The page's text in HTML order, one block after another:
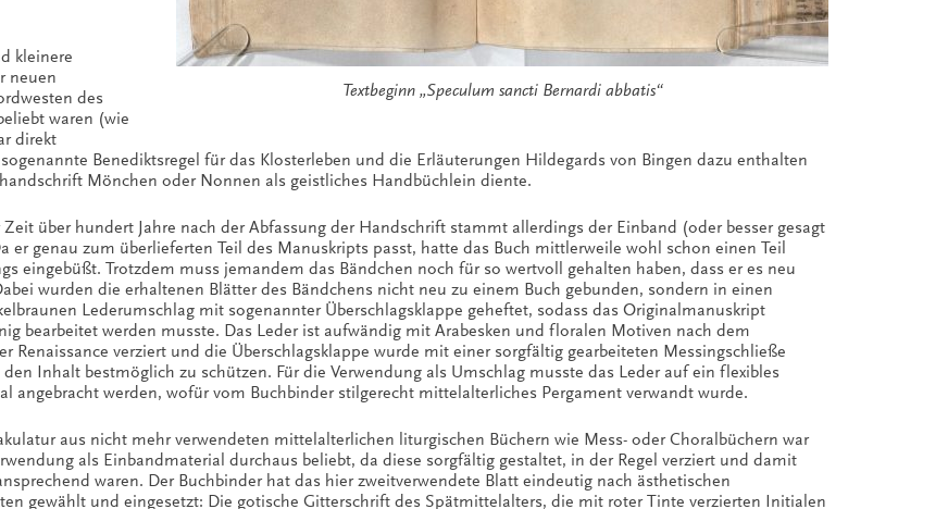
Textbeginn „Speculum sancti Bernardi abbatis“
kleinere
neuen
des
waren (wie
direkt
Benediktsregel für das Klosterleben und die Erläuterungen Hildegards von Bingen dazu enthalten
Mönchen oder Nonnen als geistliches Handbüchlein diente.
Zeit über hundert Jahre nach der Abfassung der Handschrift stammt allerdings der Einband (oder besser gesagt
er genau zum überlieferten Teil des Manuskripts passt, hatte das Buch mittlerweile wohl schon einen Teil
eingebüßt. Trotzdem muss jemandem das Bändchen noch für so wertvoll gehalten haben, dass er es neu
wurden die erhaltenen Blätter des Bändchens nicht neu zu einem Buch gebunden, sondern in einen
Lederumschlag mit sogenannter Überschlagsklappe geheftet, sodass das Originalmanuskript
bearbeitet werden musste. Das Leder ist aufwändig mit Arabesken und floralen Motiven nach dem
Renaissance verziert und die Überschlagsklappe wurde mit einer sorgfältig gearbeiteten Messingschließe
Inhalt bestmöglich zu schützen. Für die Verwendung als Umschlag musste das Leder auf ein flexibles
angebracht werden, wofür vom Buchbinder stilgerecht mittelalterliches Pergament verwandt wurde.
aus nicht mehr verwendeten mittelalterlichen liturgischen Büchern wie Mess- oder Choralbüchern war
als Einbandmaterial durchaus beliebt, da diese sorgfältig gestaltet, in der Regel verziert und damit
waren. Der Buchbinder hat das hier zweitverwendete Blatt eindeutig nach ästhetischen
gewählt und eingesetzt: Die gotische Gitterschrift des Spätmittelalters, die mit roter Tinte verzierten Initialen